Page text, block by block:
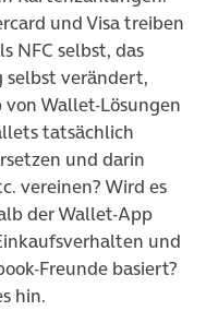
und Visa treiben
NFC selbst, das
verändert,
Wallet-Lösungen
tatsächlich
und darin
vereinen? Wird es
der Wallet-App
und
Freunde basiert?
hin.